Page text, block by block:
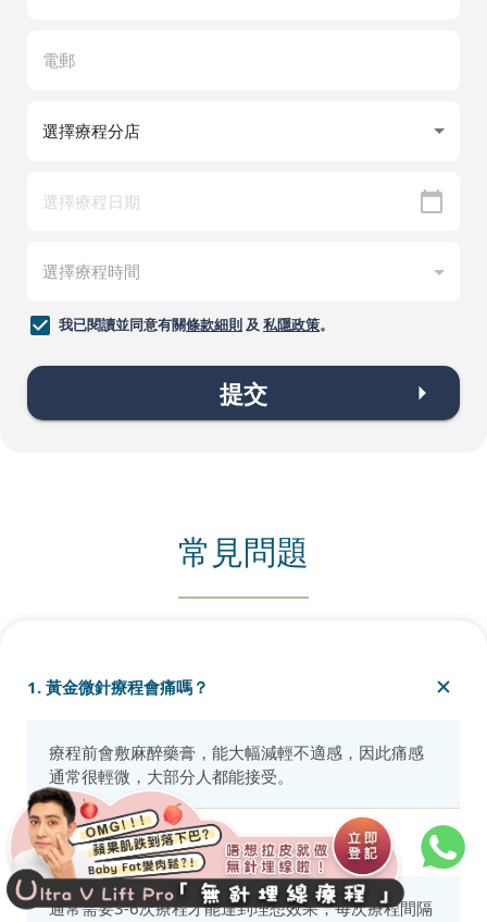
我已閱讀並同意有關條款細則及 私隱政策。
提交
常見問題
1. 黃金微針療程會痛嗎？
療程前會敷麻醉藥膏，能大幅減輕不適感，因此痛感
通常很輕微，大部分人都能接受。
2. 療程需要做幾次才有效果？
通常需要3-6次療程才能達到理想效果，每次療程間隔